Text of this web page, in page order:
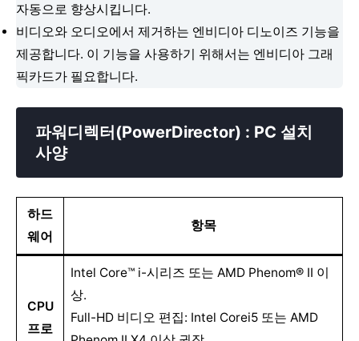
자동으로 향상시킵니다.
비디오와 오디오에서 제거하는 엔비디아 디노이즈 기능을
제공합니다. 이 기능을 사용하기 위해서는 엔비디아 그래
픽카드가 필요합니다.
파워디렉터(PowerDirector) : PC 설치
사양
하드
웨어
항목
CPU
프로
Intel Core™ i-시리즈 또는 AMD Phenom® II 이
상.
Full-HD 비디오 편집: Intel Corei5 또는 AMD